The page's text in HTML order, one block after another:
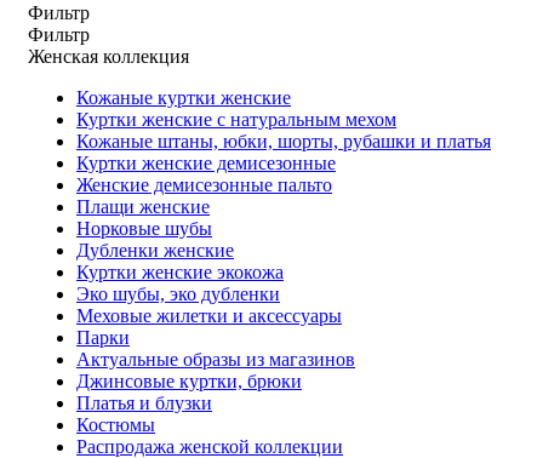
Фильтр
Фильтр
Женская коллекция
Кожаные куртки женские
Куртки женские с натуральным мехом
Кожаные штаны, юбки, шорты, рубашки и платья
Куртки женские демисезонные
Женские демисезонные пальто
Плащи женские
Норковые шубы
Дубленки женские
Куртки женские экокожа
Эко шубы, эко дубленки
Меховые жилетки и аксессуары
Парки
Актуальные образы из магазинов
Джинсовые куртки, брюки
Платья и блузки
Костюмы
Распродажа женской коллекции